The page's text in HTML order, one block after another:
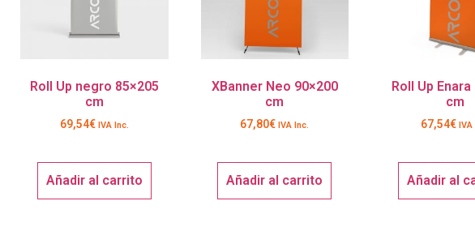
Roll Up negro 85×205
cm
69,54€ IVA Inc.
Añadir al carrito
XBanner Neo 90×200
cm
67,80€ IVA Inc.
Añadir al carrito
Roll Up Enara
cm
67,54€ IVA
Añadir al